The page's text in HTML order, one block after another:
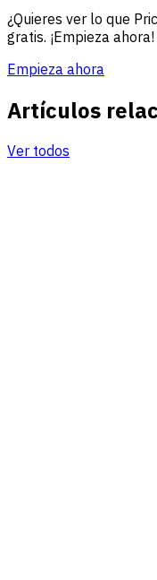
¿Quieres ver lo que
gratis. ¡Empieza ahora!
Empieza ahora
Artículos
Ver todos